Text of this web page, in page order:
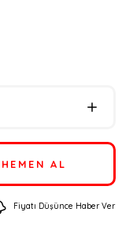
HEMEN AL
Fiyatı Düşünce Haber Ver